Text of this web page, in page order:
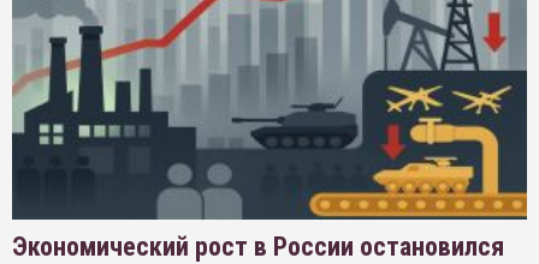
Экономический рост в России остановился